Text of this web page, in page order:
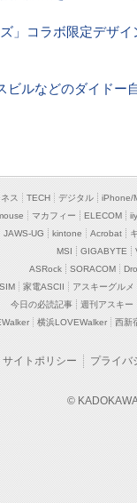
」コラボ限定デザ
ビルなどのダイドー
ス TECH デジタル iPhone/
マカフィー ELECOM
JAWS-UG
kintone Acrobat
MSI
GIGABYTE
ASRock
SORACOM
家電ASCII アスキーグルメ
今日の必読記事
週刊アスキー
横浜LOVEWalker 西新
サイトポリシー プライバ
©